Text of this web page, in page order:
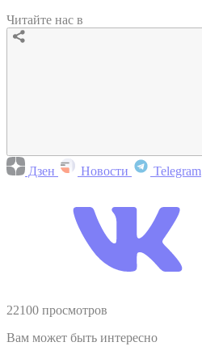
Читайте нас в
Дзен Новости Telegram
22100 просмотров
Вам может быть интересно